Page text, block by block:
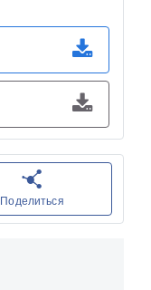
Поделиться